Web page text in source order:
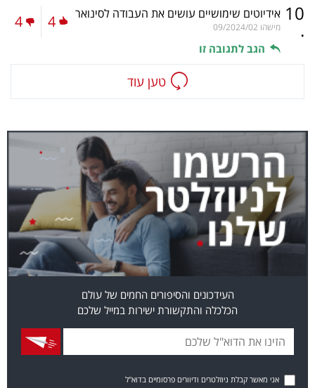
10
.
אידיוטים שימושיים עושים את העבודה לסינואר
מישהו 09/2024/02
הגב לתגובה זו
4
4
טען עוד
העידכונים והסיפורים החמים של עולם
הכלכלה והתקשורת ישירות במייל שלכם
אני מאשר קבלת ניוזלטרים ודיוורים פרסומיים בדוא"ל